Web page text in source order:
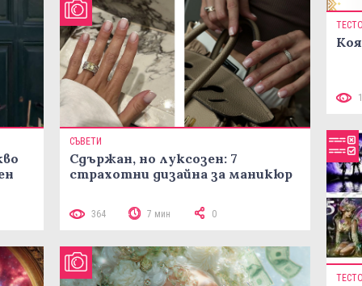
СЪВЕТИ
Сдържан, но луксозен: 7
страхотни дизайна за маникюр
364 7 мин 0